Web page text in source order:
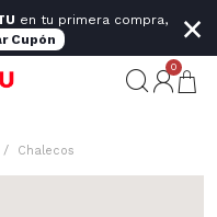
en tu primera compra,
Cupón ×
0
Chalecos